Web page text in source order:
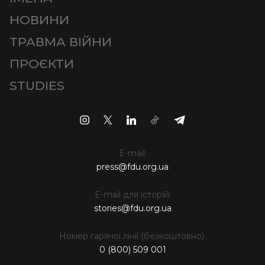
НОВИНИ
ТРАВМА ВІЙНИ
ПРОЄКТИ
STUDIES
E-mail:
press@fdu.org.ua
E-mail для історій:
stories@fdu.org.ua
Номер гарячої лінії (безкоштовно):
0 (800) 509 001